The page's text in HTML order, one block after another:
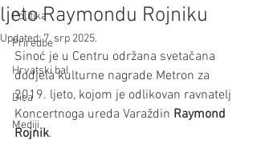
Politika
Priredbe
Hrvatski bal
Dica
Mediji
ljeto Raymondu Rojniku
Updated:7. srp 2025.
Sinoć je u Centru održana svetačana
dodjela kulturne nagrade Metron za
2019. ljeto, kojom je odlikovan ravnatelj
Koncertnoga ureda Varaždin Raymond
Rojnik.